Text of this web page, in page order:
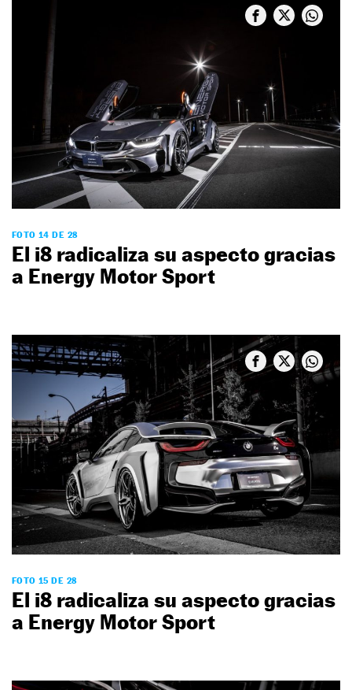
FOTO 14 DE 28
El i8 radicaliza su aspecto gracias
a Energy Motor Sport
FOTO 15 DE 28
El i8 radicaliza su aspecto gracias
a Energy Motor Sport